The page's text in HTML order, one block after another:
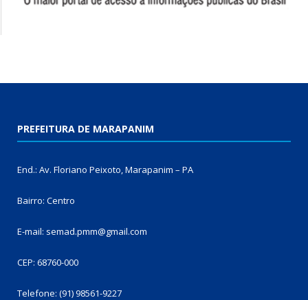
PREFEITURA DE MARAPANIM
End.: Av. Floriano Peixoto, Marapanim – PA
Bairro: Centro
E-mail: semad.pmm@gmail.com
CEP: 68760-000
Telefone: (91) 98561-9227